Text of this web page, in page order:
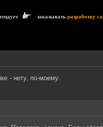
заказывать разработку
- нету, по-моему.